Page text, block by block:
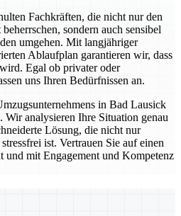
Fachkräften, die nicht nur den
sondern auch sensibel
umgehen. Mit langjähriger
Ablaufplan garantieren wir, dass
Egal ob privater oder
uns Ihren Bedürfnissen an.
in Bad Lausick
analysieren Ihre Situation genau
Lösung, die nicht nur
ist. Vertrauen Sie auf einen
und mit Engagement und Kompetenz